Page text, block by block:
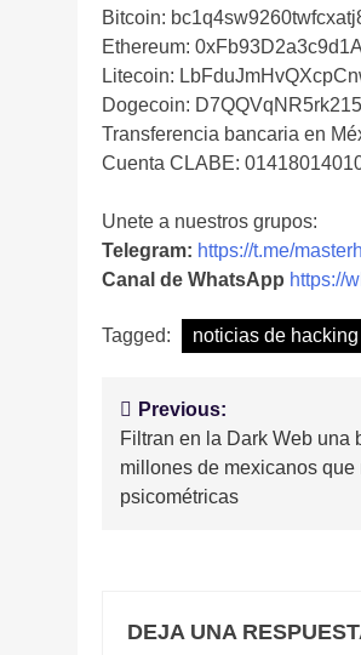
Bitcoin:
Ethereum:
Litecoin:
Dogecoin:
Transferencia bancaria en
Cuenta CLABE:
Unete a nuestros grupos:
Telegram: https://t.me/
Canal de WhatsApp https://
Tagged: noticias de hacking
Navegación
de
entradas
Previous:
Filtran en la Dark Web una
millones de mexicanos
psicométricas
DEJA UNA